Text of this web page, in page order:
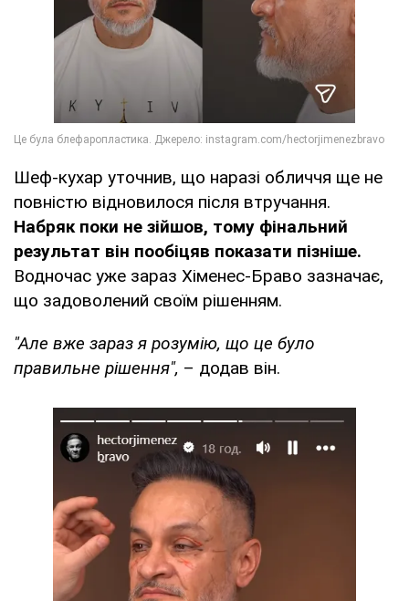
Шеф-кухар уточнив, що наразі обличчя ще не
повністю відновилося після втручання.
Набряк поки не зійшов, тому фінальний
результат він пообіцяв показати пізніше.
Водночас уже зараз Хіменес-Браво зазначає,
що задоволений своїм рішенням.
"Але вже зараз я розумію, що це було
правильне рішення", – додав він.